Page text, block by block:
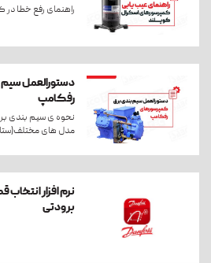
راهنمای رفع خطا
دستورالعمل
رفکامپ
نحوه ی سیم بندی
مدل های
نرم افزار
برودتی